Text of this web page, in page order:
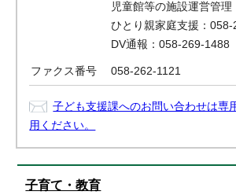
児童館等の施設運営管
ひとり親家庭支援：058-
DV通報：058-269-1488
ファクス番号 058-262-1121
子ども支援課へのお問い合わせは専
用ください。
子育て・教育